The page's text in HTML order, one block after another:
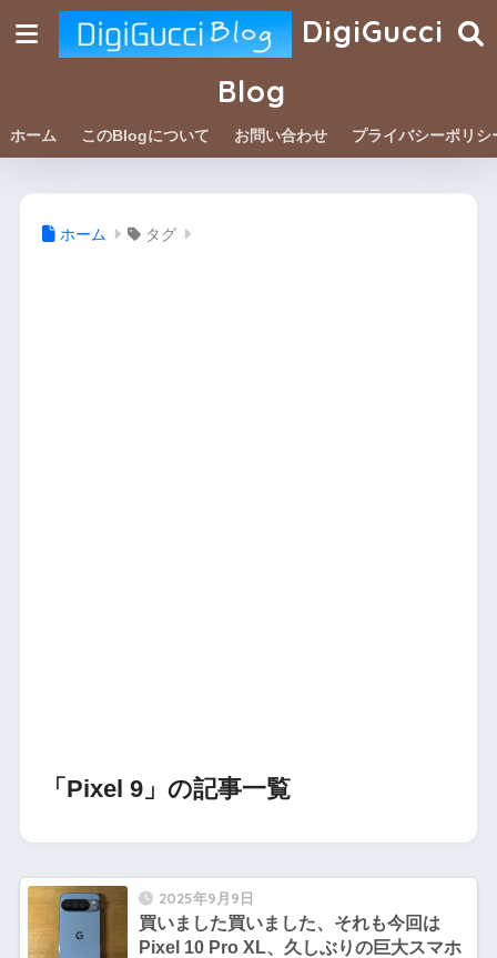
DigiGucci
Blog
ホーム このBlogについて お問い合わせ プライバシーポリシ
ホーム タグ
「Pixel 9」の記事一覧
2025年9月9日
買いました買いました、それも今回は
Pixel 10 Pro XL、久しぶりの巨大スマホ